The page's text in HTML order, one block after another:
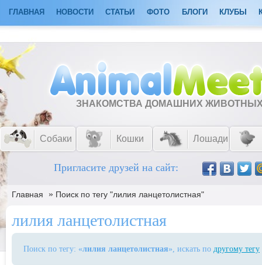
ГЛАВНАЯ НОВОСТИ СТАТЬИ ФОТО БЛОГИ КЛУБЫ
ЗНАКОМСТВА ДОМАШНИХ
Собаки Кошки Лошади
Пригласите друзей на сайт:
Главная » Поиск по тегу "лилия ланцетолистная"
лилия ланцетолистная
Поиск по тегу: «лилия ланцетолистная», искать по другому тегу